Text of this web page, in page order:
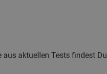
aktuellen Tests findest Du